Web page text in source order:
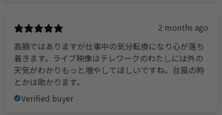
2 months ago
高額ではありますが仕事中の気分転換になり心が落ち
着きます。ライブ映像はテレワークのわたしには外の
天気がわかりもっと増やしてほしいですね。台風の時
とかは助かります。
Verified buyer